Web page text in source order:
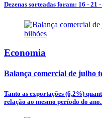
Dezenas sorteadas foram: 16 - 21
Economia
Balança comercial de julho
Tanto as exportações (6,2%)
relação ao mesmo período do